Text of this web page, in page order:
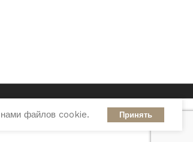
файлов cookie. Принять